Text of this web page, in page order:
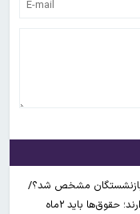
بازنشستگان مشخص شد؟/
کریمی: بازنشستگان توان خرید نان و پنیر هم ندارند؛ حقوق‌ها باید ۲ماه